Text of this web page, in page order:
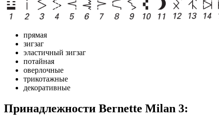
прямая
зигзаг
эластичный зигзаг
потайная
оверлочные
трикотажные
декоративные
Принадлежности Bernette Milan 3: